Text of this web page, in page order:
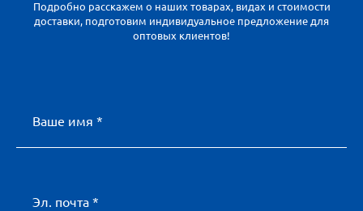
Подробно расскажем о наших товарах, видах и стоимости
доставки, подготовим индивидуальное предложение для
оптовых клиентов!
Ваше имя *
Эл. почта *